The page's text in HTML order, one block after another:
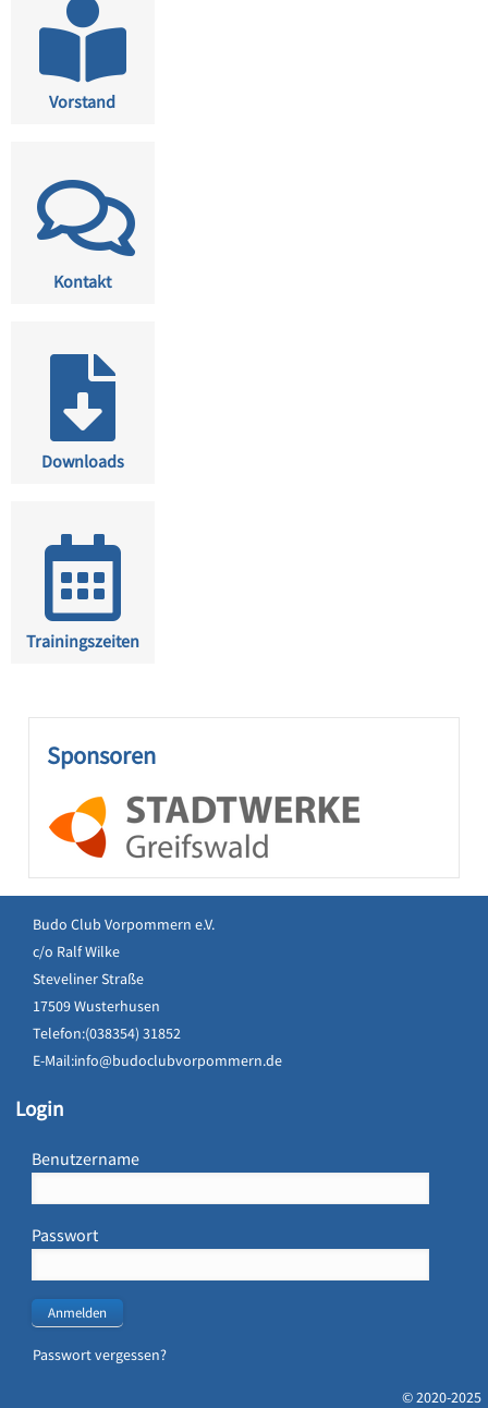
Vorstand
Kontakt
Downloads
Trainingszeiten
Sponsoren
Budo Club Vorpommern e.V.
c/o Ralf Wilke
Steveliner Straße
17509 Wusterhusen
Telefon:(038354) 31852
E-Mail:info@budoclubvorpommern.de
Login
Benutzername
Passwort
Anmelden
Passwort vergessen?
© 2020-2025